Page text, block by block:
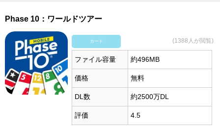
Phase 10：ワールドツアー
カード (1388人が閲覧)
ファイル容量 約496MB
価格 無料
DL数 約2500万DL
評価 4.5